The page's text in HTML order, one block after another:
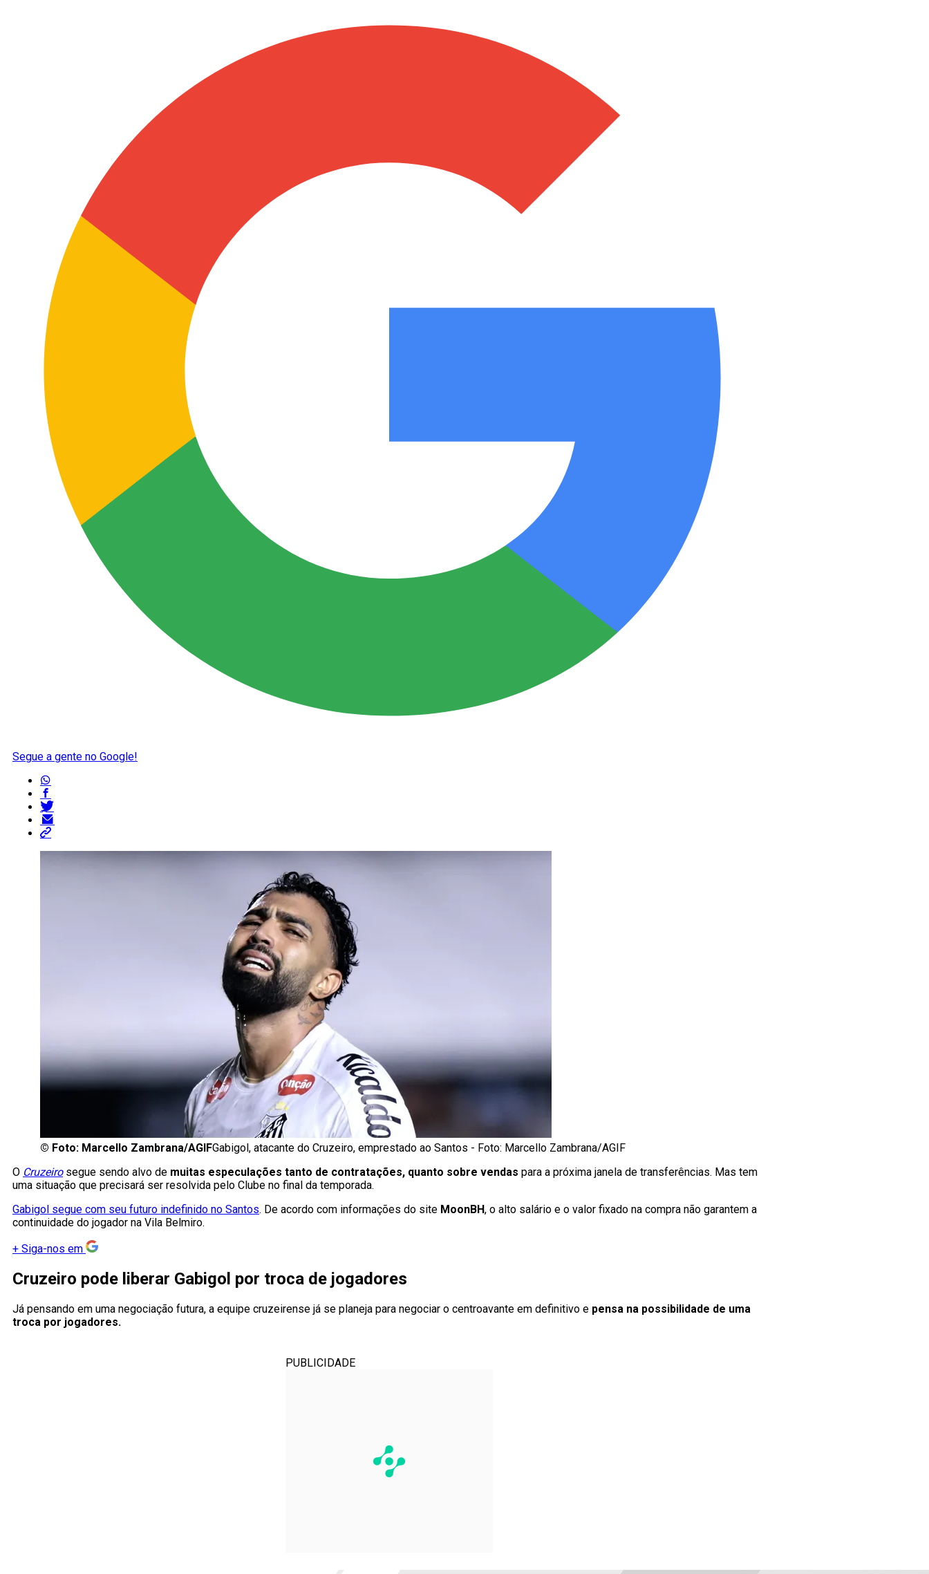
Segue a gente no Google!
© Foto: Marcello Zambrana/AGIFGabigol, atacante do Cruzeiro, emprestado ao Santos - Foto: Marcello Zambrana/AGIF
O Cruzeirosegue sendo alvo de muitas especulações tanto de contratações, quanto sobre vendas para a próxima janela de transferências. Mas tem
uma situação que precisará ser resolvida pelo Clube no final da temporada.
Gabigol segue com seu futuro indefinido no Santos. De acordo com informações do site MoonBH, o alto salário e o valor fixado na compra não garantem a
continuidade do jogador na Vila Belmiro.
+ Siga-nos em
Cruzeiro pode liberar Gabigol por troca de jogadores
Já pensando em uma negociação futura, a equipe cruzeirense já se planeja para negociar o centroavante em definitivo e pensa na possibilidade de uma
troca por jogadores.
PUBLICIDADE